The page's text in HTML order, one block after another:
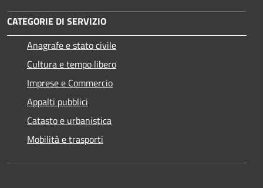
CATEGORIE DI SERVIZIO
Anagrafe e stato civile
Cultura e tempo libero
Imprese e Commercio
Appalti pubblici
Catasto e urbanistica
Mobilità e trasporti